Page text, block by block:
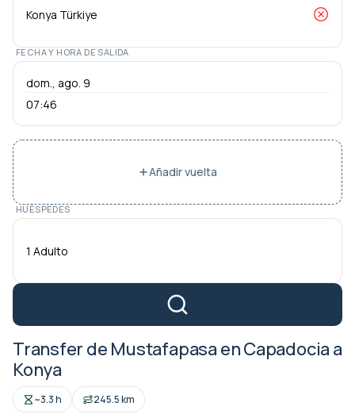
FECHA Y HORA DE SALIDA
07:46
Añadir vuelta
HUÉSPEDES
1 Adulto
Transfer de Mustafapasa en Capadocia a
Konya
~3.3 h 245.5 km